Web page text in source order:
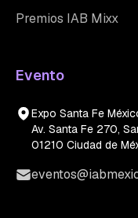
Premios IAB Mixx
Evento
Expo Santa Fe
Av. Santa Fe 270,
01210 Ciudad de